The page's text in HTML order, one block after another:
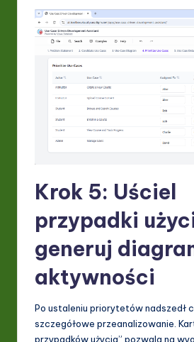
Krok 5: Uściel
przypadki
generuj
aktywności
Po ustaleniu priorytetów nadszedł
szczegółowe przeanalizowanie.
przypadków użycia” pozwala na